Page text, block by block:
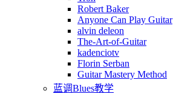
Robert Baker
Anyone Can Play Guitar
alvin deleon
The-Art-of-Guitar
kadenciotv
Florin Serban
Guitar Mastery Method
蓝调Blues教学